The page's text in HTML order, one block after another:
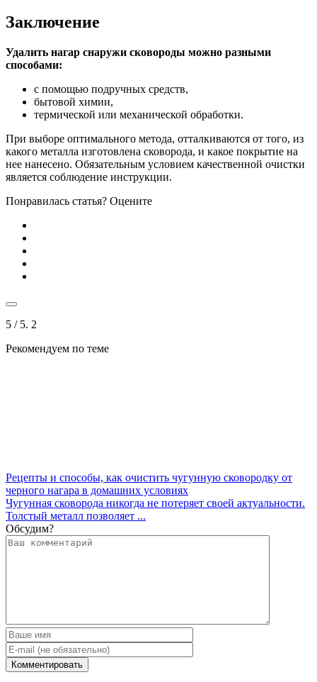
Заключение
Удалить нагар снаружи сковороды можно разными
способами:
с помощью подручных средств,
бытовой химии,
термической или механической обработки.
При выборе оптимального метода, отталкиваются от того, из
какого металла изготовлена сковорода, и какое покрытие на
нее нанесено. Обязательным условием качественной очистки
является соблюдение инструкции.
Понравилась статья? Оцените
5 / 5. 2
Рекомендуем по теме
Рецепты и способы, как очистить чугунную сковородку от
черного нагара в домашних условиях
Чугунная сковорода никогда не потеряет своей актуальности.
Толстый металл позволяет ...
Обсудим?